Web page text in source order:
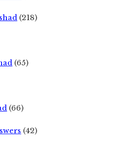
(218)
(65)
(66)
(42)